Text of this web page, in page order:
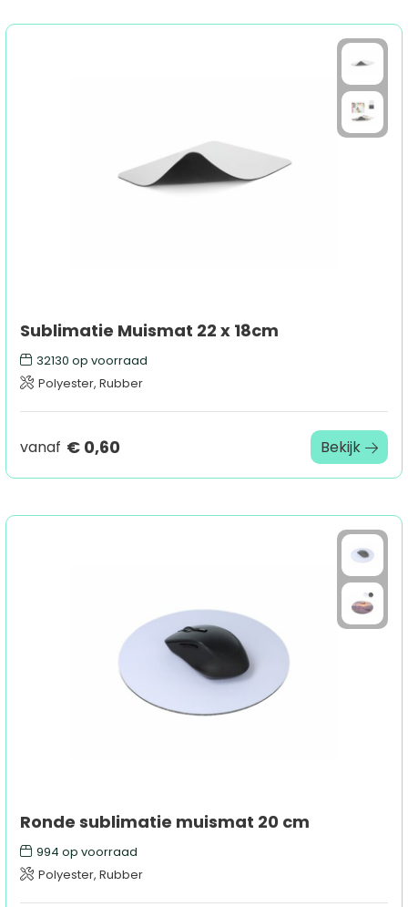
Sublimatie Muismat 22 x 18cm
32130 op voorraad
Polyester, Rubber
vanaf € 0,60 Bekijk
Ronde sublimatie muismat 20 cm
994 op voorraad
Polyester, Rubber